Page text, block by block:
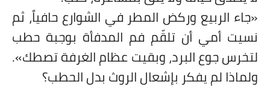
«جاء الربيع وركض المطر في الشوارع حافياً، ثم
نسيت أمي أن تلقّم فم المدفأة بوجبة حطب
لتخرس جوع البرد، وبقيت عظام الغرفة تصطك».
ولماذا لم يفكر بإشعال الروث بدل الحطب؟